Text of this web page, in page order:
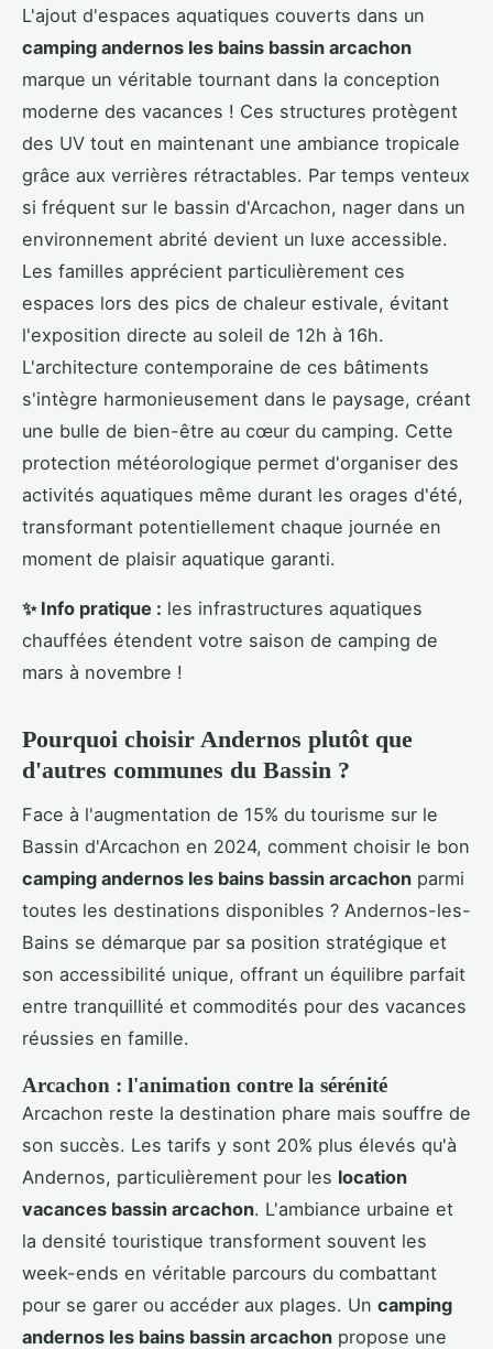
L'ajout d'espaces aquatiques couverts dans un
camping andernos les bains bassin arcachon
marque un véritable tournant dans la conception
moderne des vacances ! Ces structures protègent
des UV tout en maintenant une ambiance tropicale
grâce aux verrières rétractables. Par temps venteux
si fréquent sur le bassin d'Arcachon, nager dans un
environnement abrité devient un luxe accessible.
Les familles apprécient particulièrement ces
espaces lors des pics de chaleur estivale, évitant
l'exposition directe au soleil de 12h à 16h.
L'architecture contemporaine de ces bâtiments
s'intègre harmonieusement dans le paysage, créant
une bulle de bien-être au cœur du camping. Cette
protection météorologique permet d'organiser des
activités aquatiques même durant les orages d'été,
transformant potentiellement chaque journée en
moment de plaisir aquatique garanti.
✨ Info pratique : les infrastructures aquatiques
chauffées étendent votre saison de camping de
mars à novembre !
Pourquoi choisir Andernos plutôt que
d'autres communes du Bassin ?
Face à l'augmentation de 15% du tourisme sur le
Bassin d'Arcachon en 2024, comment choisir le bon
camping andernos les bains bassin arcachon parmi
toutes les destinations disponibles ? Andernos-les-
Bains se démarque par sa position stratégique et
son accessibilité unique, offrant un équilibre parfait
entre tranquillité et commodités pour des vacances
réussies en famille.
Arcachon : l'animation contre la sérénité
Arcachon reste la destination phare mais souffre de
son succès. Les tarifs y sont 20% plus élevés qu'à
Andernos, particulièrement pour les location
vacances bassin arcachon. L'ambiance urbaine et
la densité touristique transforment souvent les
week-ends en véritable parcours du combattant
pour se garer ou accéder aux plages. Un camping
andernos les bains bassin arcachon propose une